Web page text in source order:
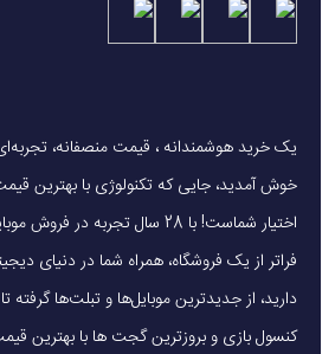
خوش آمدید، جایی که تکنولوژی با بهترین
اختیار شماست! با 28 سال تجربه در
فراتر از یک فروشگاه، همراه شما در دنیای
دارید، از جدیدترین موبایل‌ها و تبلت‌ها گرفته
کنسول بازی و بروزترین گجت ها با بهترین قیمت